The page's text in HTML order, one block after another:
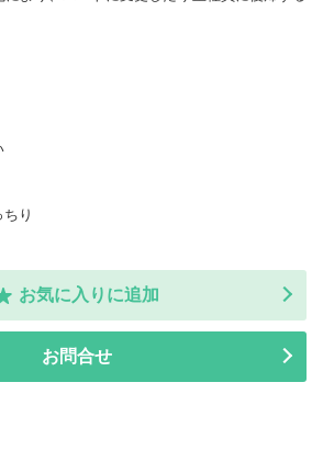
り
お気に入りに追加
お問合せ